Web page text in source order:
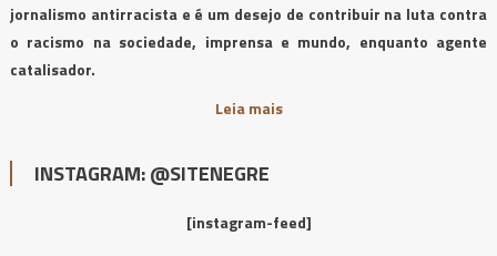
jornalismo antirracista e é um desejo de contribuir na luta contra
o racismo na sociedade, imprensa e mundo, enquanto agente
catalisador.
Leia mais
INSTAGRAM: @SITENEGRE
[instagram-feed]